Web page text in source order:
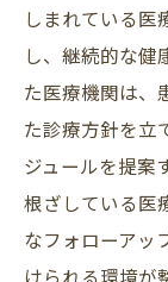
しまれている医
し、継続的な健
た医療機関は、
た診療方針を立
ジュールを提案
根ざしている医
なフォローアッ
けられる環境が